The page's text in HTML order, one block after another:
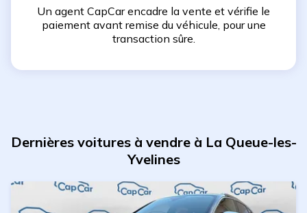
Un agent CapCar encadre la vente et vérifie le
paiement avant remise du véhicule, pour une
transaction sûre.
Dernières voitures à vendre à La Queue-les-
Yvelines